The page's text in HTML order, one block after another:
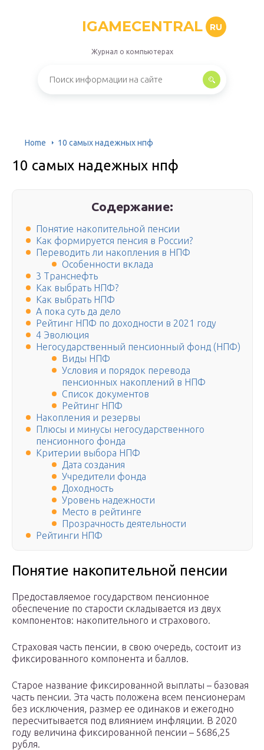
IGAMECENTRAL RU
Журнал о компьютерах
Home 10 самых надежных нпф
10 самых надежных нпф
Содержание:
Понятие накопительной пенсии
Как формируется пенсия в России?
Переводить ли накопления в НПФ
Особенности вклада
3 Транснефть
Как выбрать НПФ?
Как выбрать НПФ
А пока суть да дело
Рейтинг НПФ по доходности в 2021 году
4 Эволюция
Негосударственный пенсионный фонд (НПФ)
Виды НПФ
Условия и порядок перевода
пенсионных накоплений в НПФ
Список документов
Рейтинг НПФ
Накопления и резервы
Плюсы и минусы негосударственного
пенсионного фонда
Критерии выбора НПФ
Дата создания
Учредители фонда
Доходность
Уровень надежности
Место в рейтинге
Прозрачность деятельности
Рейтинги НПФ
Понятие накопительной пенсии
Предоставляемое государством пенсионное
обеспечение по старости складывается из двух
компонентов: накопительного и страхового.
Страховая часть пенсии, в свою очередь, состоит из
фиксированного компонента и баллов.
Старое название фиксированной выплаты – базовая
часть пенсии. Эта часть положена всем пенсионерам
без исключения, размер ее одинаков и ежегодно
пересчитывается под влиянием инфляции. В 2020
году величина фиксированной пенсии – 5686,25
рубля.